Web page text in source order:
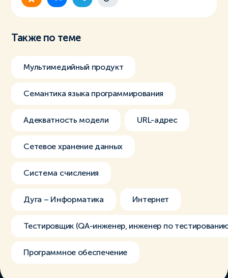
Также по теме
Мультимедийный продукт
Семантика языка программирования
Адекватность модели URL-адрес
Сетевое хранение данных
Система счисления
Дуга – Информатика Интернет
Тестировщик (QA-инженер, инженер по
Программное обеспечение